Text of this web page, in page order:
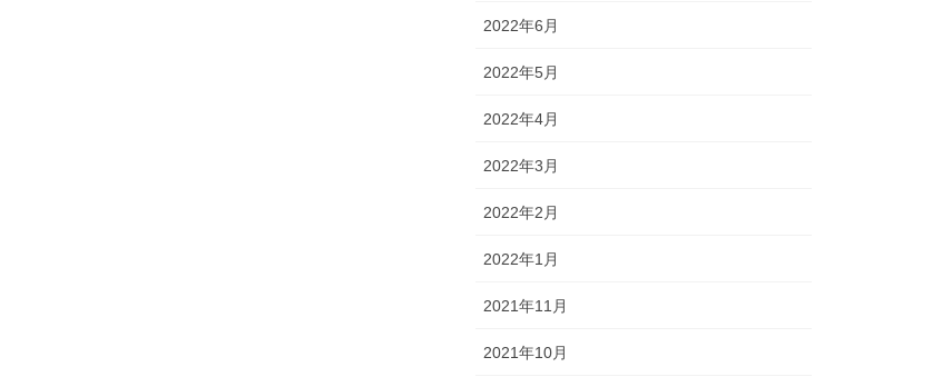
2022年6月
2022年5月
2022年4月
2022年3月
2022年2月
2022年1月
2021年11月
2021年10月